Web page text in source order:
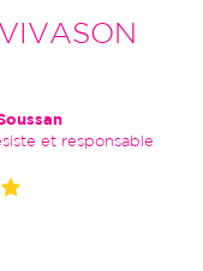
VIVASON
et responsable